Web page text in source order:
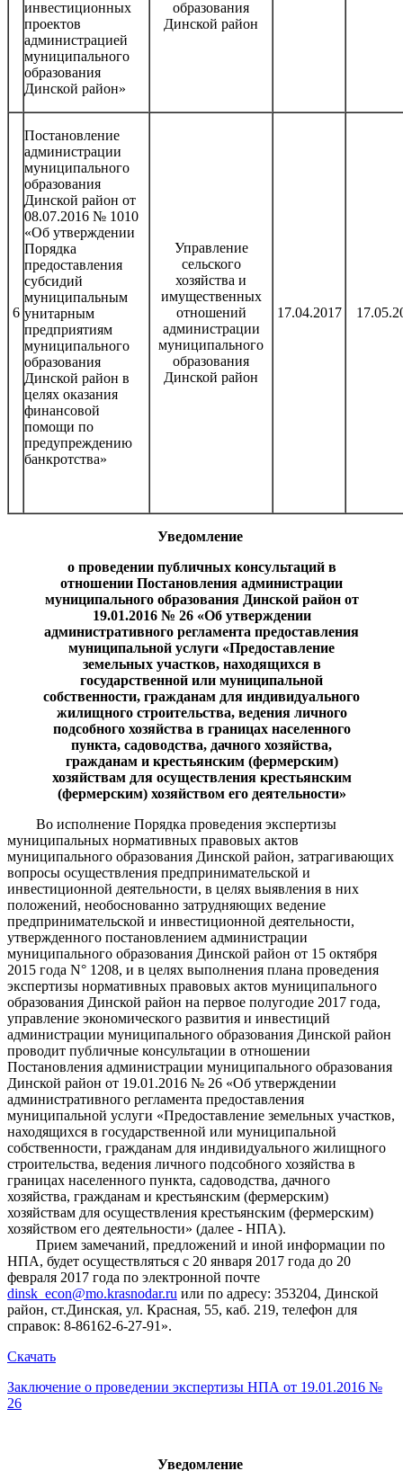
инвестиционных
проектов
администрацией
муниципального
образования
Динской район»
образования
Динской район
6
Постановление
администрации
муниципального
образования
Динской район от
08.07.2016 № 1010
«Об утверждении
Порядка
предоставления
субсидий
муниципальным
унитарным
предприятиям
муниципального
образования
Динской район в
целях оказания
финансовой
помощи по
предупреждению
банкротства»
Управление
сельского
хозяйства и
имущественных
отношений
администрации
муниципального
образования
Динской район
17.04.2017
Уведомление
о проведении публичных консультаций в
отношении Постановления администрации
муниципального образования Динской район от
19.01.2016 № 26 «Об утверждении
административного регламента предоставления
муниципальной услуги «Предоставление
земельных участков, находящихся в
государственной или муниципальной
собственности, гражданам для индивидуального
жилищного строительства, ведения личного
подсобного хозяйства в границах населенного
пункта, садоводства, дачного хозяйства,
гражданам и крестьянским (фермерским)
хозяйствам для осуществления крестьянским
(фермерским) хозяйством его деятельности»
Во исполнение Порядка проведения экспертизы
муниципальных нормативных правовых актов
муниципального образования Динской район, затрагивающих
вопросы осуществления предпринимательской и
инвестиционной деятельности, в целях выявления в них
положений, необоснованно затрудняющих ведение
предпринимательской и инвестиционной деятельности,
утвержденного постановлением администрации
муниципального образования Динской район от 15 октября
2015 года N° 1208, и в целях выполнения плана проведения
экспертизы нормативных правовых актов муниципального
образования Динской район на первое полугодие 2017 года,
управление экономического развития и инвестиций
администрации муниципального образования Динской район
проводит публичные консультации в отношении
Постановления администрации муниципального образования
Динской район от 19.01.2016 № 26 «Об утверждении
административного регламента предоставления
муниципальной услуги «Предоставление земельных участков,
находящихся в государственной или муниципальной
собственности, гражданам для индивидуального жилищного
строительства, ведения личного подсобного хозяйства в
границах населенного пункта, садоводства, дачного
хозяйства, гражданам и крестьянским (фермерским)
хозяйствам для осуществления крестьянским (фермерским)
хозяйством его деятельности» (далее - НПА).
Прием замечаний, предложений и иной информации по
НПА, будет осуществляться с 20 января 2017 года до 20
февраля 2017 года по электронной почте
dinsk_econ@mo.krasnodar.ru или по адресу: 353204, Динской
район, ст.Динская, ул. Красная, 55, каб. 219, телефон для
справок: 8-86162-6-27-91».
Скачать
Заключение о проведении экспертизы НПА от 19.01.2016 №
26
Уведомление